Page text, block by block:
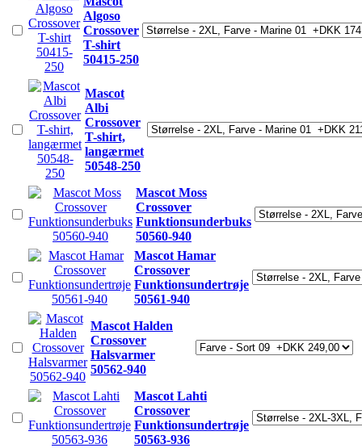
Algoso
Crossover
T-shirt
50415-250
Mascot
Albi
Crossover
T-shirt,
langærmet
50548-250
Mascot Moss
Crossover
Funktionsunderbuks
50560-940
Mascot Hamar
Crossover
Funktionsundertrøje
50561-940
Mascot Halden
Crossover
Halsvarmer
50562-940
Mascot Lahti
Crossover
Funktionsundertrøje
50563-936